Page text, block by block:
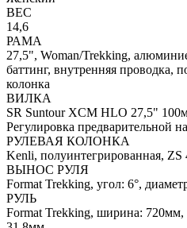
ВЕС
14,6
РАМА
27,5", Woman/Trekking,
баттинг, внутренняя проводка,
колонка
ВИЛКА
SR Suntour XCM HLO 27,5"
Регулировка предварительной
РУЛЕВАЯ КОЛОНКА
Kenli, полуинтегрированная, ZS
ВЫНОС РУЛЯ
Format Trekking, угол: 6°,
РУЛЬ
Format Trekking, ширина: